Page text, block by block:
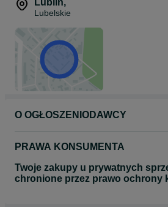
Zainwestuj w precyzyjne rolnictwo –
Lublin,
Lubelskie
O OGŁOSZENIODAWCY
PRAWA KONSUMENTA
Twoje zakupy u prywatnych
chronione przez prawo ochrony